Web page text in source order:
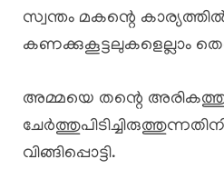
സ്വന്തം മകന്റെ
കണക്കുകൂട്ടലുകളെല്ലാം
അമ്മയെ തന്റെ
വിങ്ങിപ്പൊട്ടി.